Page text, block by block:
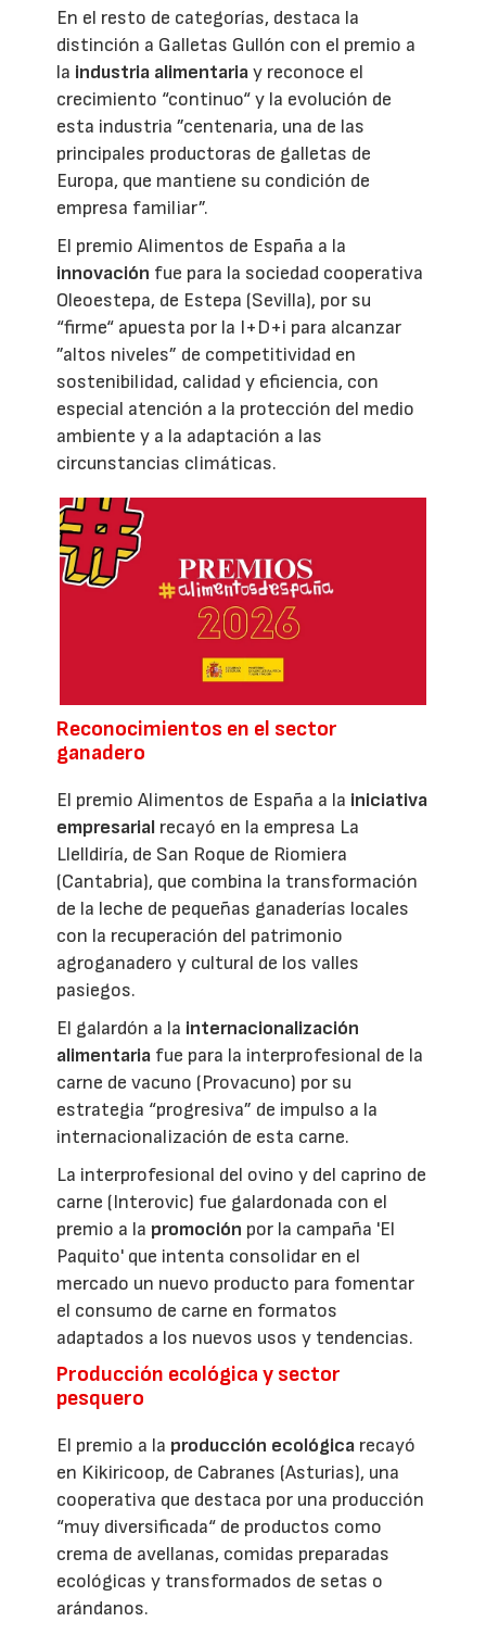
En el resto de categorías, destaca la
distinción a Galletas Gullón con el premio a
la industria alimentariay reconoce el
crecimiento “continuo“ y la evolución de
esta industria ”centenaria, una de las
principales productoras de galletas de
Europa, que mantiene su condición de
empresa familiar”.
El premio Alimentos de España a la
innovación fue para la sociedad cooperativa
Oleoestepa, de Estepa (Sevilla), por su
“firme“ apuesta por la I+D+i para alcanzar
”altos niveles” de competitividad en
sostenibilidad, calidad y eficiencia, con
especial atención a la protección del medio
ambiente y a la adaptación a las
circunstancias climáticas.
Reconocimientos en el sector
ganadero
El premio Alimentos de España a la iniciativa
empresarial recayó en la empresa La
Llelldiría, de San Roque de Riomiera
(Cantabria), que combina la transformación
de la leche de pequeñas ganaderías locales
con la recuperación del patrimonio
agroganadero y cultural de los valles
pasiegos.
El galardón a la internacionalización
alimentaria fue para la interprofesional de la
carne de vacuno (Provacuno) por su
estrategia “progresiva” de impulso a la
internacionalización de esta carne.
La interprofesional del ovino y del caprino de
carne (Interovic) fue galardonada con el
premio a la promoción por la campaña 'El
Paquito' que intenta consolidar en el
mercado un nuevo producto para fomentar
el consumo de carne en formatos
adaptados a los nuevos usos y tendencias.
Producción ecológica y sector
pesquero
El premio a la producción ecológica recayó
en Kikiricoop, de Cabranes (Asturias), una
cooperativa que destaca por una producción
“muy diversificada“ de productos como
crema de avellanas, comidas preparadas
ecológicas y transformados de setas o
arándanos.